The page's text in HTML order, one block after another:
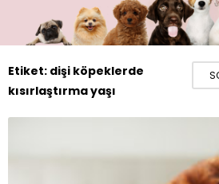
Etiket: dişi köpeklerde
kısırlaştırma yaşı